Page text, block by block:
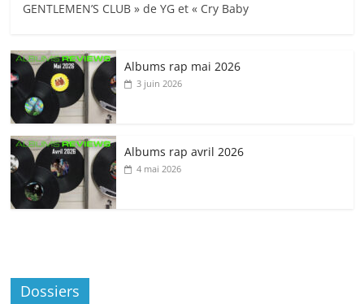
GENTLEMEN’S CLUB » de YG et « Cry Baby
Albums rap mai 2026
3 juin 2026
Albums rap avril 2026
4 mai 2026
Dossiers